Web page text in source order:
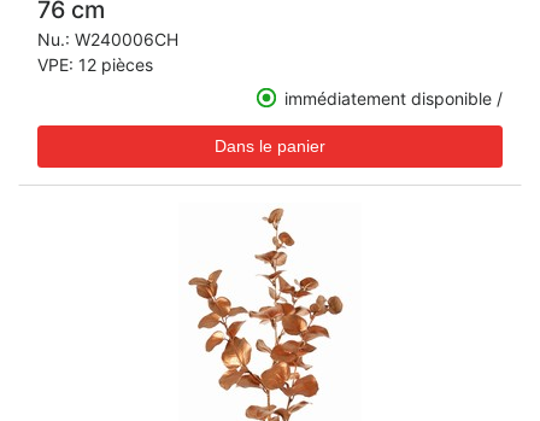
76 cm
Nu.: W240006CH
VPE: 12 pièces
immédiatement disponible /